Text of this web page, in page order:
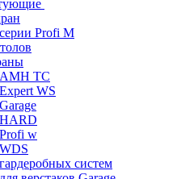
Profi M
TC
WS
w
систем